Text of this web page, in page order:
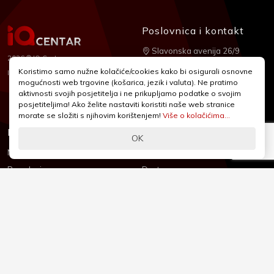
2026 © IQ Centar
Izrada:Nubilus
Informacije
Novosti & Promocije
Brandovi
Podrška
Dostava
Poslovnica i kontakt
Slavonska avenija 26/9
+385 1 2455 950
webshop@iqcentar.hr
Pon - Pet od 9 - 17h
Koristimo samo nužne kolačiće/cookies kako bi osigurali osnovne
mogućnosti web trgovine (košarica, jezik i valuta). Ne pratimo
aktivnosti svojih posjetitelja i ne prikupljamo podatke o svojim
posjetiteljima! Ako želite nastaviti koristiti naše web stranice
morate se složiti s njihovim korištenjem! Više o kolačićima...
OK